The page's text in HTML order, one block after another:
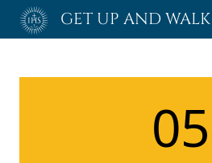
Passa
GET UP AND WALK
05